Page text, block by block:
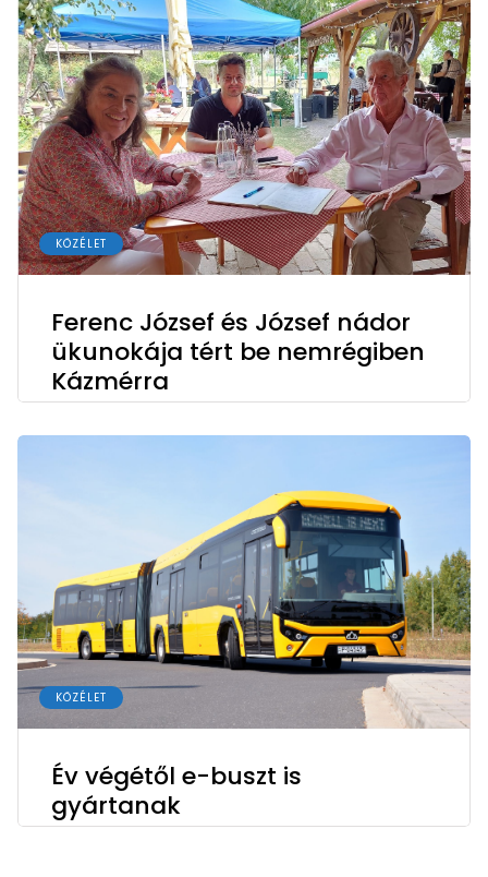
KÖZÉLET
Ferenc József és József nádor
ükunokája tért be nemrégiben
Kázmérra
KÖZÉLET
Év végétől e-buszt is
gyártanak